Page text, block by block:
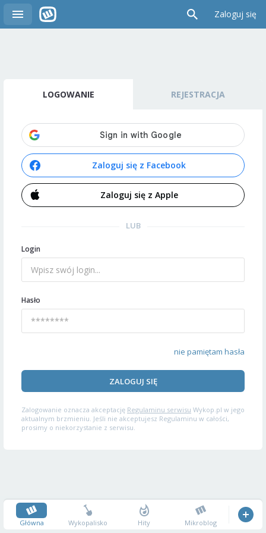
Zaloguj się
LOGOWANIE REJESTRACJA
Zaloguj się z Facebook
Zaloguj się z Apple
LUB
Login
Hasło
nie pamiętam hasła
ZALOGUJ SIĘ
Zalogowanie oznacza akceptację Regulaminu serwisu Wykop.pl w jego
aktualnym brzmieniu. Jeśli nie akceptujesz Regulaminu w całości,
prosimy o niekorzystanie z serwisu.
Główna Wykopalisko Hity Mikroblog